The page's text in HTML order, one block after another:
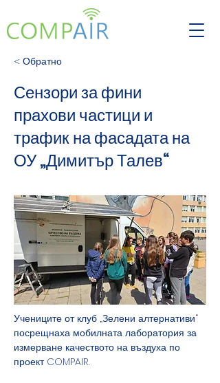
< Обратно
Сензори за фини
прахови частици и
трафик на фасадата на
ОУ „Димитър Талев“
Учениците от клуб „Зелени алтернативи“
посрещнаха мобилната лаборатория за
измерване качеството на въздуха по
проект COMPAIR.